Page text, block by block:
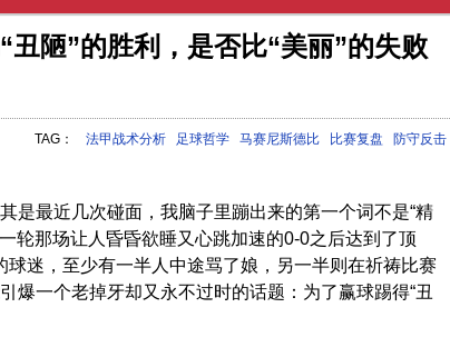
陋”的胜利，是否比“美丽”的失败
TAG： 法甲战术分析 足球哲学 马赛尼斯德比 比赛复盘 防守反击
是最近几次碰面，我脑子里蹦出来的第一个词不是“精
轮那场让人昏昏欲睡又心跳加速的0-0之后达到了顶
迷，至少有一半人中途骂了娘，另一半则在祈祷比赛
爆一个老掉牙却又永不过时的话题：为了赢球踢得“丑